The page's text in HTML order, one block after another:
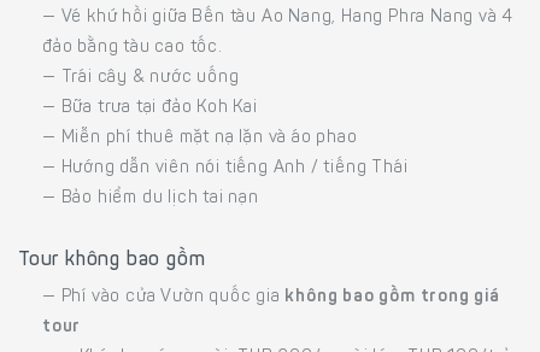
— Vé khứ hồi giữa Bến tàu Ao Nang, Hang Phra Nang và 4
đảo bằng tàu cao tốc.
— Trái cây & nước uống
— Bữa trưa tại đảo Koh Kai
— Miễn phí thuê mặt nạ lặn và áo phao
— Hướng dẫn viên nói tiếng Anh / tiếng Thái
— Bảo hiểm du lịch tai nạn
Tour không bao gồm
— Phí vào cửa Vườn quốc gia không bao gồm trong giá
tour